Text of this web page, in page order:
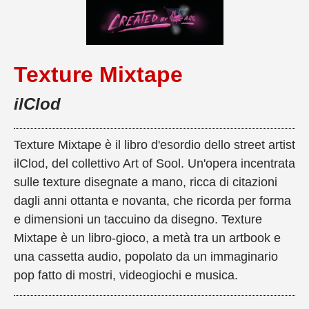
Texture Mixtape
ilClod
Texture Mixtape è il libro d'esordio dello street artist
ilClod, del collettivo Art of Sool. Un'opera incentrata
sulle texture disegnate a mano, ricca di citazioni
dagli anni ottanta e novanta, che ricorda per forma
e dimensioni un taccuino da disegno. Texture
Mixtape è un libro-gioco, a metà tra un artbook e
una cassetta audio, popolato da un immaginario
pop fatto di mostri, videogiochi e musica.